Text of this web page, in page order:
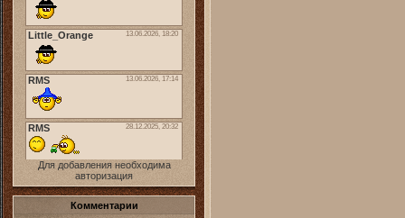
Для добавления необходима
авторизация
Комментарии